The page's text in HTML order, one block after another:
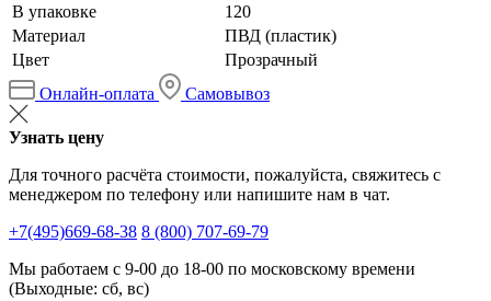
В упаковке
120
Материал
ПВД (пластик)
Цвет
Прозрачный
Онлайн-оплата
Самовывоз
Узнать цену
Для точного расчёта стоимости, пожалуйста, свяжитесь с
менеджером по телефону или напишите нам в чат.
+7(495)669-68-38 8 (800) 707-69-79
Мы работаем с 9-00 до 18-00 по московскому времени
(Выходные: сб, вс)